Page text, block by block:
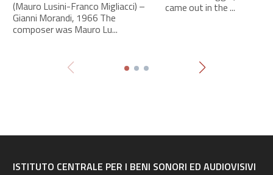
(Mauro Lusini-Franco Migliacci) –
Gianni Morandi, 1966 The
composer was Mauro Lu...
came out in the ...
ISTITUTO CENTRALE PER I BENI SONORI ED AUDIOVISIVI